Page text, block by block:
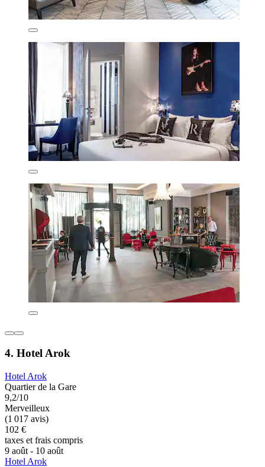
4. Hotel Arok
Hotel Arok
Quartier de la Gare
9,2/10
Merveilleux
(1 017 avis)
102 €
taxes et frais compris
9 août - 10 août
Hotel Arok